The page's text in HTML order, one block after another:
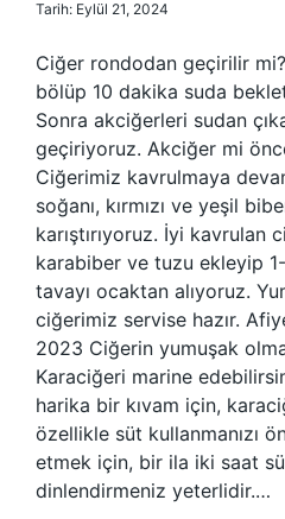
Tarih: Eylül 21, 2024
Ciğer rondodan geçirilir
bölüp 10 dakika suda
Sonra akciğerleri sudan
geçiriyoruz. Akciğer mi
Ciğerimiz kavrulmaya
soğanı, kırmızı ve yeşil
karıştırıyoruz. İyi kavrulan
karabiber ve tuzu ekleyip 1-
tavayı ocaktan alıyoruz.
ciğerimiz servise hazır.
2023 Ciğerin yumuşak
Karaciğeri marine
harika bir kıvam için,
özellikle süt kullanmanızı
etmek için, bir ila iki saat
dinlendirmeniz yeterlidir.…